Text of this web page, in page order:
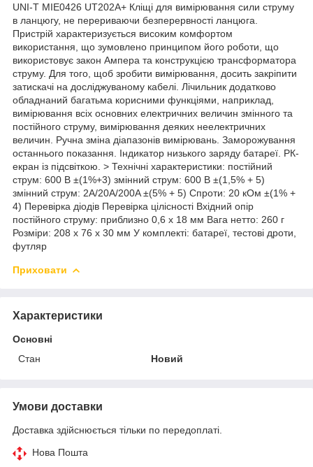
UNI-T MIE0426 UT202A+ Кліщі для вимірювання сили струму
в ланцюгу, не перериваючи безперервності ланцюга.
Пристрій характеризується високим комфортом
використання, що зумовлено принципом його роботи, що
використовує закон Ампера та конструкцією трансформатора
струму. Для того, щоб зробити вимірювання, досить закріпити
затискачі на досліджуваному кабелі. Лічильник додатково
обладнаний багатьма корисними функціями, наприклад,
вимірювання всіх основних електричних величин змінного та
постійного струму, вимірювання деяких неелектричних
величин. Ручна зміна діапазонів вимірювань. Заморожування
останнього показання. Індикатор низького заряду батареї. РК-
екран із підсвіткою. > Технічні характеристики: постійний
струм: 600 В ±(1%+3) змінний струм: 600 В ±(1,5% + 5)
змінний струм: 2A/20A/200A ±(5% + 5) Спроти: 20 кОм ±(1% +
4) Перевірка діодів Перевірка цілісності Вхідний опір
постійного струму: приблизно 0,6 x 18 мм Вага нетто: 260 г
Розміри: 208 x 76 x 30 мм У комплекті: батареї, тестові дроти,
футляр
Приховати
Характеристики
Основні
Стан
Новий
Умови доставки
Доставка здійснюється тільки по передоплаті.
Нова Пошта